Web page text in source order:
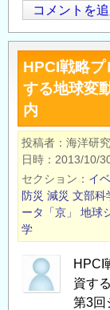
年
度
JICA
能
力
強
化
研
「国
際
に
お
コメントを
HPCI戦略
する地球変
内
投稿者 海洋研
日時
2013/10/
セクション
イ
防災 減災 文部科
ータ「京」
地球
学
HPCI
資す
第3回